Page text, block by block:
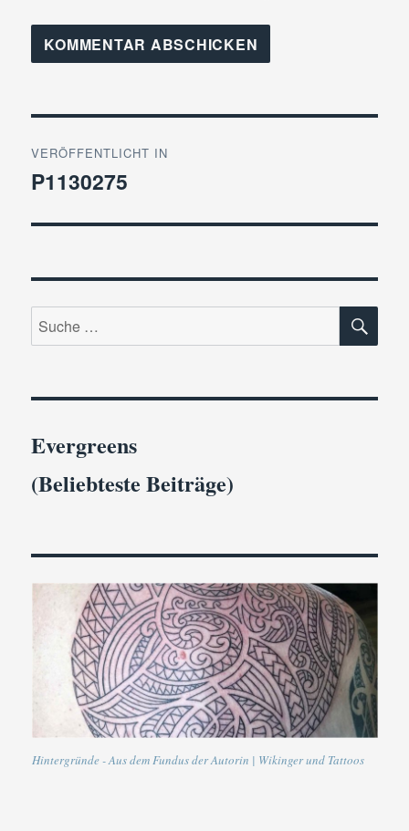
VERÖFFENTLICHT IN
P1130275
Suche
nach:
Evergreens
(Beliebteste Beiträge)
Hintergründe - Aus dem Fundus der Autorin | Wikinger und Tattoos